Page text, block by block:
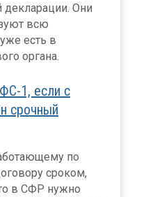
Они
всю
есть в
органа.
1, если с
срочный
по
сроком,
в СФР нужно